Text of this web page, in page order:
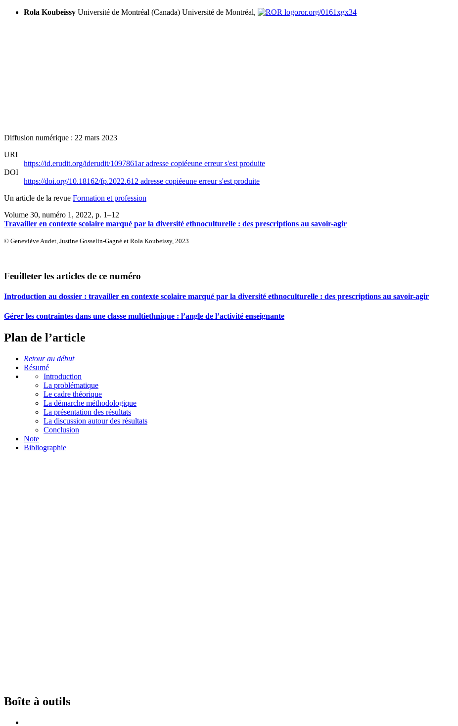
Rola Koubeissy Université de Montréal (Canada) Université de Montréal, ror.org/0161xgx34
Diffusion numérique : 22 mars 2023
URI
https://id.erudit.org/iderudit/1097861aradresse copiéeune erreur s'est produite
DOI
https://doi.org/10.18162/fp.2022.612 adresse copiéeune erreur s'est produite
Un article de la revue Formation et profession
Volume 30, numéro 1, 2022, p. 1–12
Travailler en contexte scolaire marqué par la diversité ethnoculturelle : des prescriptions au savoir-agir
© Geneviève Audet, Justine Gosselin-Gagné et Rola Koubeissy, 2023
Feuilleter les articles de ce numéro
Introduction au dossier : travailler en contexte scolaire marqué par la diversité ethnoculturelle : des prescriptions au savoir-agir
Gérer les contraintes dans une classe multiethnique : l’angle de l’activité enseignante
Plan de l’article
Retour au début
Résumé
Introduction
La problématique
Le cadre théorique
La démarche méthodologique
La présentation des résultats
La discussion autour des résultats
Conclusion
Note
Bibliographie
Boîte à outils